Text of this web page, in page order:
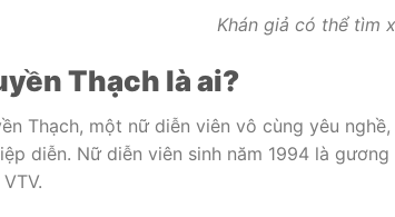
Khán giả có thể tìm
Thạch là ai?
Thạch, một nữ diễn viên vô cùng yêu
diễn. Nữ diễn viên sinh năm 1994 là